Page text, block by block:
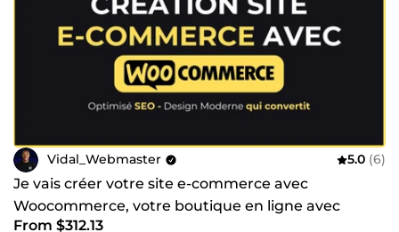
Vidal_Webmaster 5.0 (6)
Je vais créer votre site e-commerce avec
Woocommerce, votre boutique en ligne avec
WordPress
From $312.13